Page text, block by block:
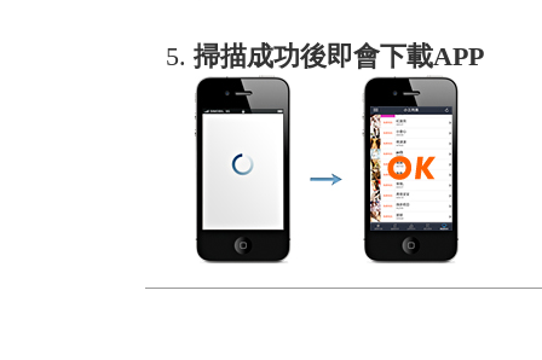
掃描成功後即會下載APP